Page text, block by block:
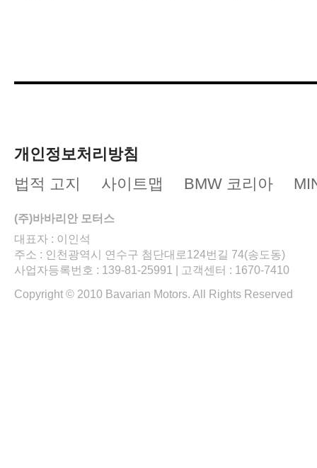
개인정보처리방침
법적 고지
사이트맵 BMW 코리아
(주)바바리안 모터스
대표자 : 이인석
주소 : 인천광역시 연수구 첨단대로124번길 74(송도동)
사업자등록번호 : 139-81-25991 | 고객센터 : 1670-7410
Copyright © 2010 Bavarian Motors. All Rights Reserved